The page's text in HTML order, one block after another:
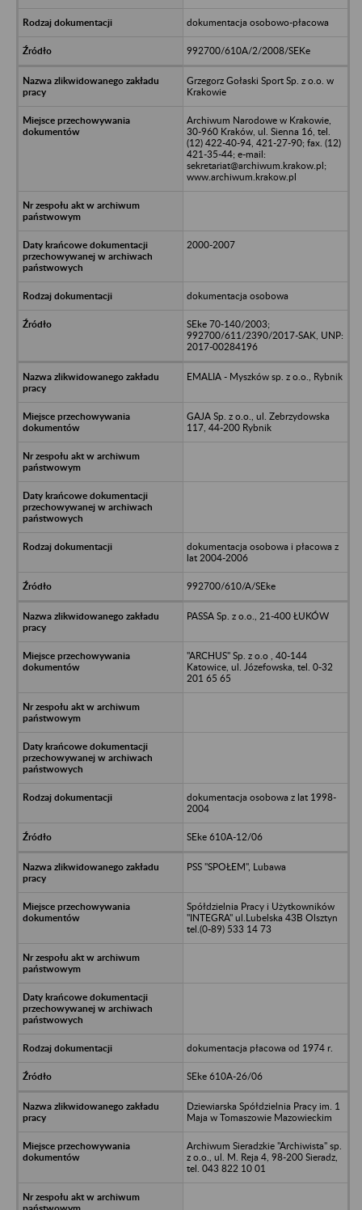
dokumentacja osobowo-płacowa
992700/610A/2/2008/SEKe
Grzegorz Gołaski Sport Sp. z o.o. w
Krakowie
Archiwum Narodowe w Krakowie,
30-960 Kraków, ul. Sienna 16, tel.
(12) 422-40-94, 421-27-90; fax. (12)
421-35-44; e-mail:
sekretariat@archiwum.krakow.pl;
www.archiwum.krakow.pl
2000-2007
dokumentacja osobowa
SEke 70-140/2003;
992700/611/2390/2017-SAK, UNP:
2017-00284196
EMALIA - Myszków sp. z o.o., Rybnik
GAJA Sp. z o.o., ul. Zebrzydowska
117, 44-200 Rybnik
dokumentacja osobowa i płacowa z
lat 2004-2006
992700/610/A/SEke
PASSA Sp. z o.o., 21-400 ŁUKÓW
"ARCHUS" Sp. z o.o , 40-144
Katowice, ul. Józefowska, tel. 0-32
201 65 65
dokumentacja osobowa z lat 1998-
2004
SEke 610A-12/06
PSS "SPOŁEM", Lubawa
Spółdzielnia Pracy i Użytkowników
"INTEGRA" ul.Lubelska 43B Olsztyn
tel.(0-89) 533 14 73
dokumentacja płacowa od 1974 r.
SEke 610A-26/06
Dziewiarska Spółdzielnia Pracy im. 1
Maja w Tomaszowie Mazowieckim
Archiwum Sieradzkie "Archiwista" sp.
z o.o., ul. M. Reja 4, 98-200 Sieradz,
tel. 043 822 10 01